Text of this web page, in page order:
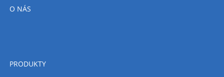
O NÁS
PRODUKTY